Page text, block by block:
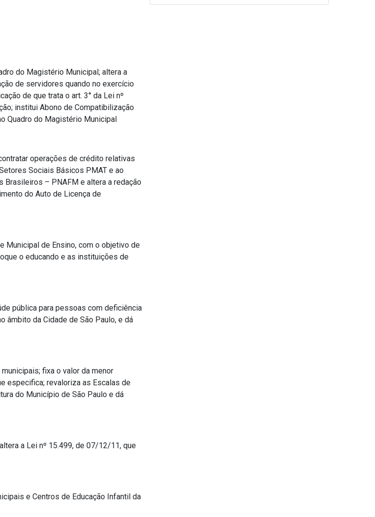
do Magistério Municipal; altera a
de servidores quando no exercício
de que trata o art. 3° da Lei nº
institui Abono de Compatibilização
Quadro do Magistério Municipal
operações de crédito relativas
Sociais Básicos PMAT e ao
Brasileiros – PNAFM e altera a redação
do Auto de Licença de
Municipal de Ensino, com o objetivo de
o educando e as instituições de
pública para pessoas com deficiência
da Cidade de São Paulo, e dá
fixa o valor da menor
especifica; revaloriza as Escalas de
do Município de São Paulo e dá
a Lei nº 15.499, de 07/12/11, que
e Centros de Educação Infantil da